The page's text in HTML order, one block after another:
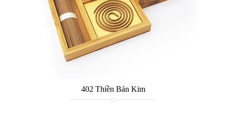
402 Thiền Bản Kim